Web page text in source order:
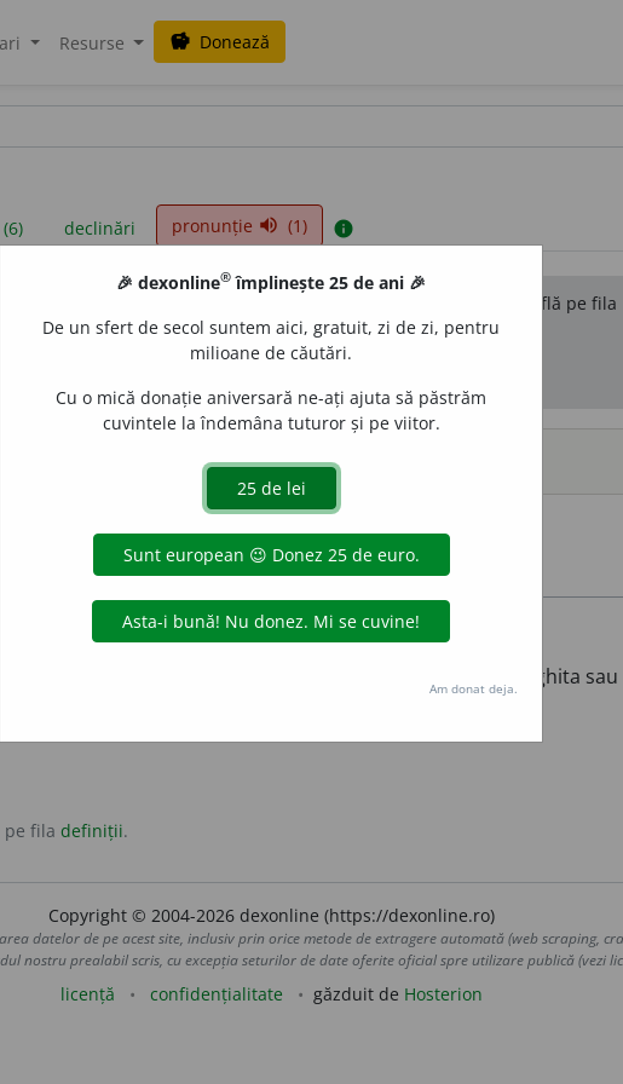
Resurse savings Donează
declinări pronunție volume_up (1) info
sunt compilate de echipa dexonline. Definițiile originale se află pe fila
reordona filele pe pagina depreferințe.
surse
masculin
originară sau locuitor din județul Harghita.
Harghita ori , referitor la județul Harghita
pe fila definiții.
Copyright © 2004-2026 dexonline (https://dexonline.ro)
datelor de pe acest site, inclusiv prin orice metode de extragere automată (web scraping,
nostru prealabil scris, cu excepția seturilor de date oferite oficial spre utilizare publică (vezi
licență confidențialitate găzduit de Hosterion
🎉 dexonline® împlinește 25 de ani 🎉
De un sfert de secol suntem aici, gratuit, zi de zi, pentru
milioane de căutări.
Cu o mică donație aniversară ne-ați ajuta să păstrăm
cuvintele la îndemâna tuturor și pe viitor.
Am donat deja.